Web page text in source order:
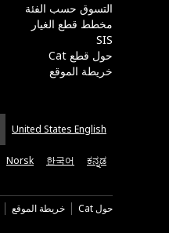
التسوق حسب الفئة
مخطط قطع الغيار
SIS
حول قطع Cat
خريطة الموقع
United States English
ಕನ್ನಡ
한국어
Norsk
حول Cat خريطة الموقع